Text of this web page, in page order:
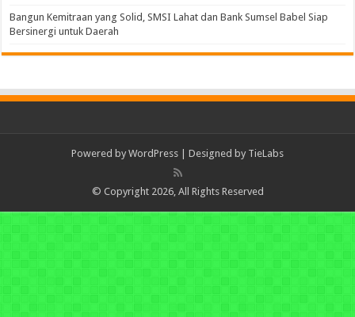
Bangun Kemitraan yang Solid, SMSI Lahat dan Bank Sumsel Babel Siap
Bersinergi untuk Daerah
Powered by WordPress | Designed by TieLabs
© Copyright 2026, All Rights Reserved